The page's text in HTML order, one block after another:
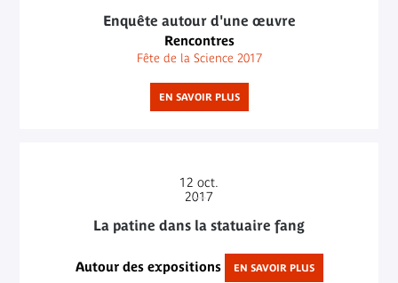
Enquête autour d'une œuvre
Rencontres
Fête de la Science 2017
EN SAVOIR PLUS
12 oct.
2017
La patine dans la statuaire fang
Autour des expositions EN SAVOIR PLUS